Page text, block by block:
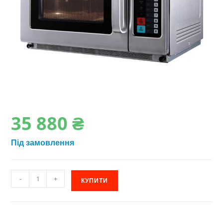
35‎ 880₴
Під замовлення
Професійна
мікрохвильова
- + КУПИТИ